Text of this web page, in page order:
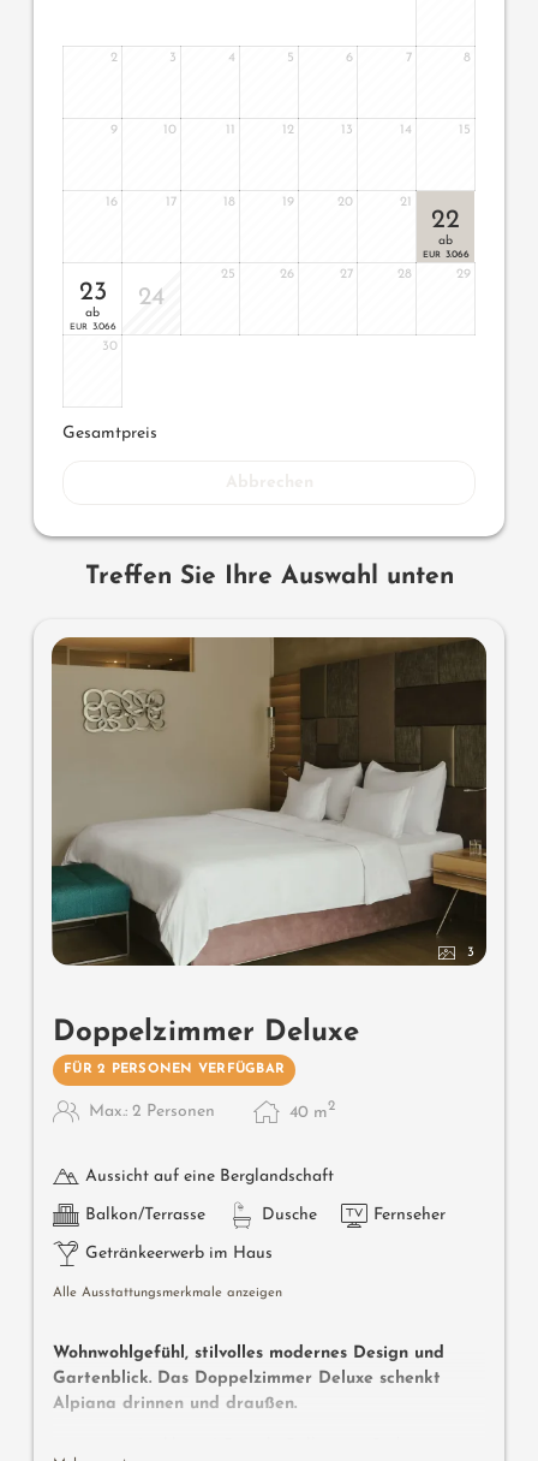
2 3 4 5 6 7 8
9 10 12 13 14 15
16 17 18 19 20 21
22
ab
EUR 3.066
23
ab
EUR 3.066
24
25 26 27 28 29
30
Gesamtpreis
Treffen Sie Ihre Auswahl unten
3
Doppelzimmer Deluxe
FÜR 2 PERSONEN VERFÜGBAR
Max.: 2 Personen 40 m2
Aussicht auf eine Berglandschaft
Balkon/Terrasse Dusche Fernseher
Getränkeerwerb im Haus
Alle Ausstattungsmerkmale anzeigen
Wohnwohlgefühl, stilvolles modernes Design und
Gartenblick. Das Doppelzimmer Deluxe schenkt
Alpiana drinnen und draußen.